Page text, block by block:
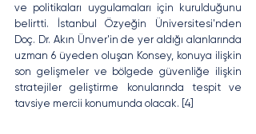
ve politikaları uygulamaları için kurulduğunu
belirtti. İstanbul Özyeğin Üniversitesi'nden
Doç. Dr. Akın Ünver'in de yer aldığı alanlarında
uzman 6 üyeden oluşan Konsey, konuya ilişkin
son gelişmeler ve bölgede güvenliğe ilişkin
stratejiler geliştirme konularında tespit ve
tavsiye mercii konumunda olacak. [4]